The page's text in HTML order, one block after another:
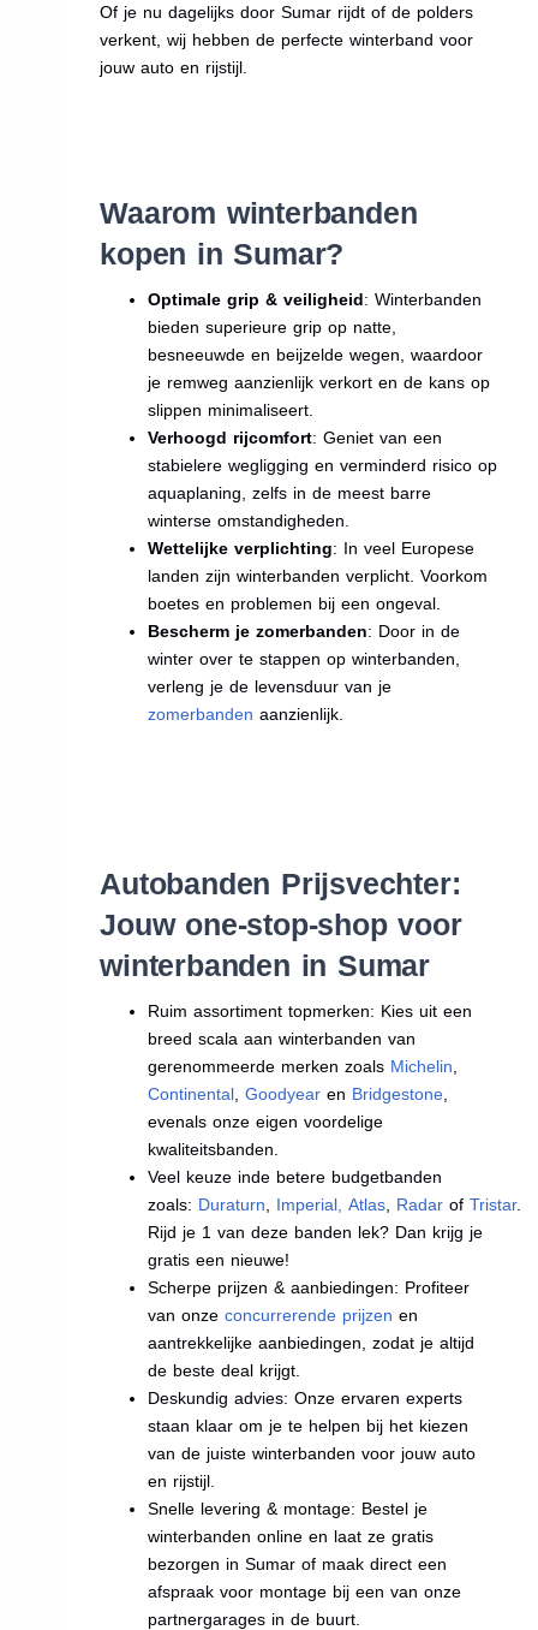
Of je nu dagelijks door Sumar rijdt of de polders
verkent, wij hebben de perfecte winterband voor
jouw auto en rijstijl.
Waarom winterbanden
kopen in Sumar?
Optimale grip & veiligheid: Winterbanden
bieden superieure grip op natte,
besneeuwde en beijzelde wegen, waardoor
je remweg aanzienlijk verkort en de kans op
slippen minimaliseert.
Verhoogd rijcomfort: Geniet van een
stabielere wegligging en verminderd risico op
aquaplaning, zelfs in de meest barre
winterse omstandigheden.
Wettelijke verplichting: In veel Europese
landen zijn winterbanden verplicht. Voorkom
boetes en problemen bij een ongeval.
Bescherm je zomerbanden: Door in de
winter over te stappen op winterbanden,
verleng je de levensduur van je
zomerbanden aanzienlijk.
Autobanden Prijsvechter:
Jouw one-stop-shop voor
winterbanden in Sumar
Ruim assortiment topmerken: Kies uit een
breed scala aan winterbanden van
gerenommeerde merken zoals Michelin
Continental ,Goodyear en Bridgestone
evenals onze eigen voordelige
kwaliteitsbanden.
Veel keuze inde betere budgetbanden
zoals: Duraturn Imperial Atlas Radar ofTristar.
Rijd je 1 van deze banden lek? Dan krijg je
gratis een nieuwe!
Scherpe prijzen & aanbiedingen: Profiteer
van onzeconcurrerende prijzen en
aantrekkelijke aanbiedingen, zodat je altijd
de beste deal krijgt.
Deskundig advies: Onze ervaren experts
staan klaar om je te helpen bij het kiezen
van de juiste winterbanden voor jouw auto
en rijstijl.
Snelle levering & montage: Bestel je
winterbanden online en laat ze gratis
bezorgen in Sumar of maak direct een
afspraak voor montage bij een van onze
partnergarages in de buurt.